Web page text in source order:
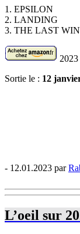
1. EPSILON
2. LANDING
3. THE LAST
Sortie le : 12
- 12.01.2023 par
L’oeil sur